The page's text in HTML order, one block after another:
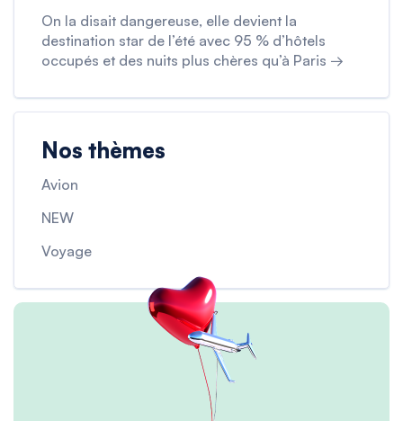
On la disait dangereuse, elle devient la
destination star de l’été avec 95 % d’hôtels
occupés et des nuits plus chères qu’à Paris →
Nos thèmes
Avion
NEW
Voyage